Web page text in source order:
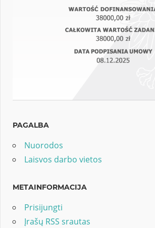
PAGALBA
Nuorodos
Laisvos darbo vietos
METAINFORMACIJA
Prisijungti
Įrašų RSS srautas